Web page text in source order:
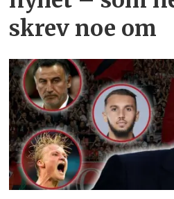
skrev noe om